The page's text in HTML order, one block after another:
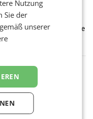
ARA und
am POS über
August hinweg rücken die
AG (ARA) und der
in allen österreichischen
zwei Filialen in
– Im Rahmen einer
Filialen in Nieder- und
Nutzung
Sie der
unserer